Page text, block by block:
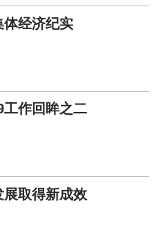
体经济纪实
工作回眸之二
取得新成效